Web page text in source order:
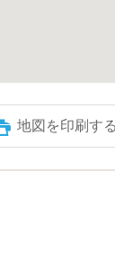
地図を印刷する